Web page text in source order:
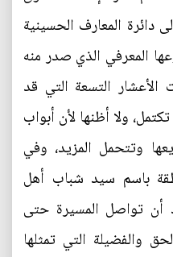
المعارف الحسينية
المعرفي الذي صدر منه
التسعة التي قد
ولا أظنها لأن أبواب
وتتحمل المزيد، وفي
باسم سيد شباب أهل
أن تواصل المسيرة حتى
والفضيلة التي تمثلها